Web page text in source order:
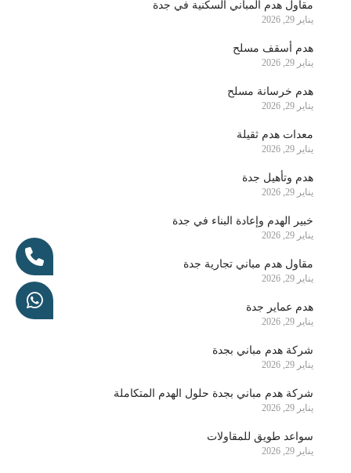
مقاول هدم المباني السكنية في جدة
يناير 29, 2026
هدم أسقف مسلح
يناير 29, 2026
هدم خرسانة مسلح
يناير 29, 2026
معدات هدم ثقيلة
يناير 29, 2026
هدم وتأهيل جدة
يناير 29, 2026
خبير الهدم وإعادة البناء في جدة
يناير 29, 2026
مقاول هدم مباني تجارية جدة
يناير 29, 2026
هدم عماير جدة
يناير 29, 2026
شركة هدم مباني بجدة
يناير 29, 2026
شركة هدم مباني بجدة حلول الهدم المتكاملة
يناير 29, 2026
سواعد طويق للمقاولات
يناير 29, 2026